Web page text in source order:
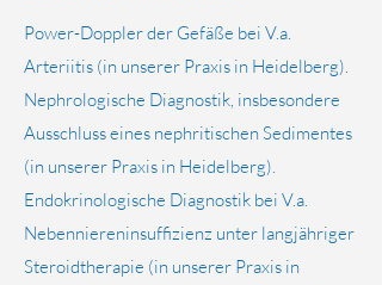
Power-Doppler der Gefäße bei V.a.
Arteriitis (in unserer Praxis in Heidelberg).
Nephrologische Diagnostik, insbesondere
Ausschluss eines nephritischen Sedimentes
(in unserer Praxis in Heidelberg).
Endokrinologische Diagnostik bei V.a.
Nebenniereninsuffizienz unter langjähriger
Steroidtherapie (in unserer Praxis in